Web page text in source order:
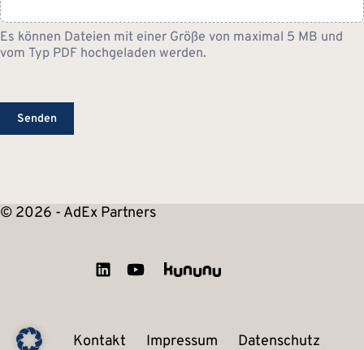
Es können Dateien mit einer Größe von maximal 5 MB und
vom Typ PDF hochgeladen werden.
Senden
© 2026 - AdEx Partners
Kontakt Impressum Datenschutz